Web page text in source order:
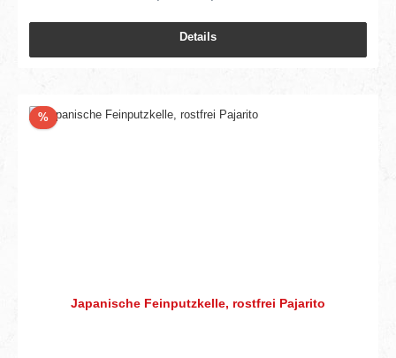
Details
%Rabatt
Japanische Feinputzkelle, rostfrei Pajarito